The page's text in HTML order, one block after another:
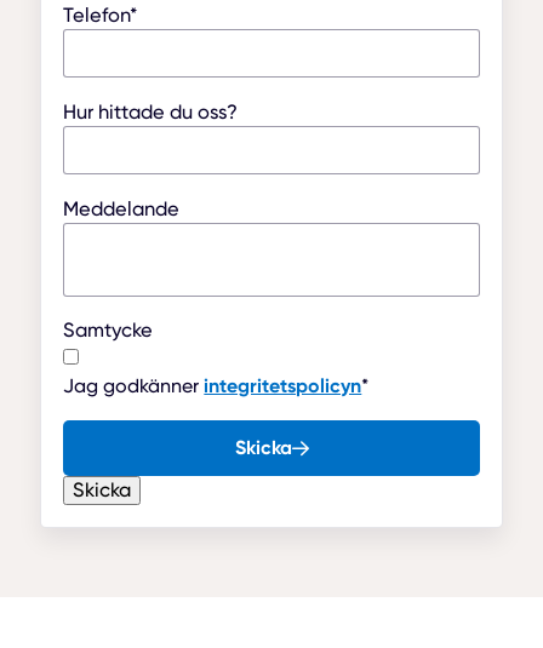
Telefon*
Hur hittade du oss?
Meddelande
Samtycke
Jag godkännerintegritetspolicyn*
Skicka
Skicka